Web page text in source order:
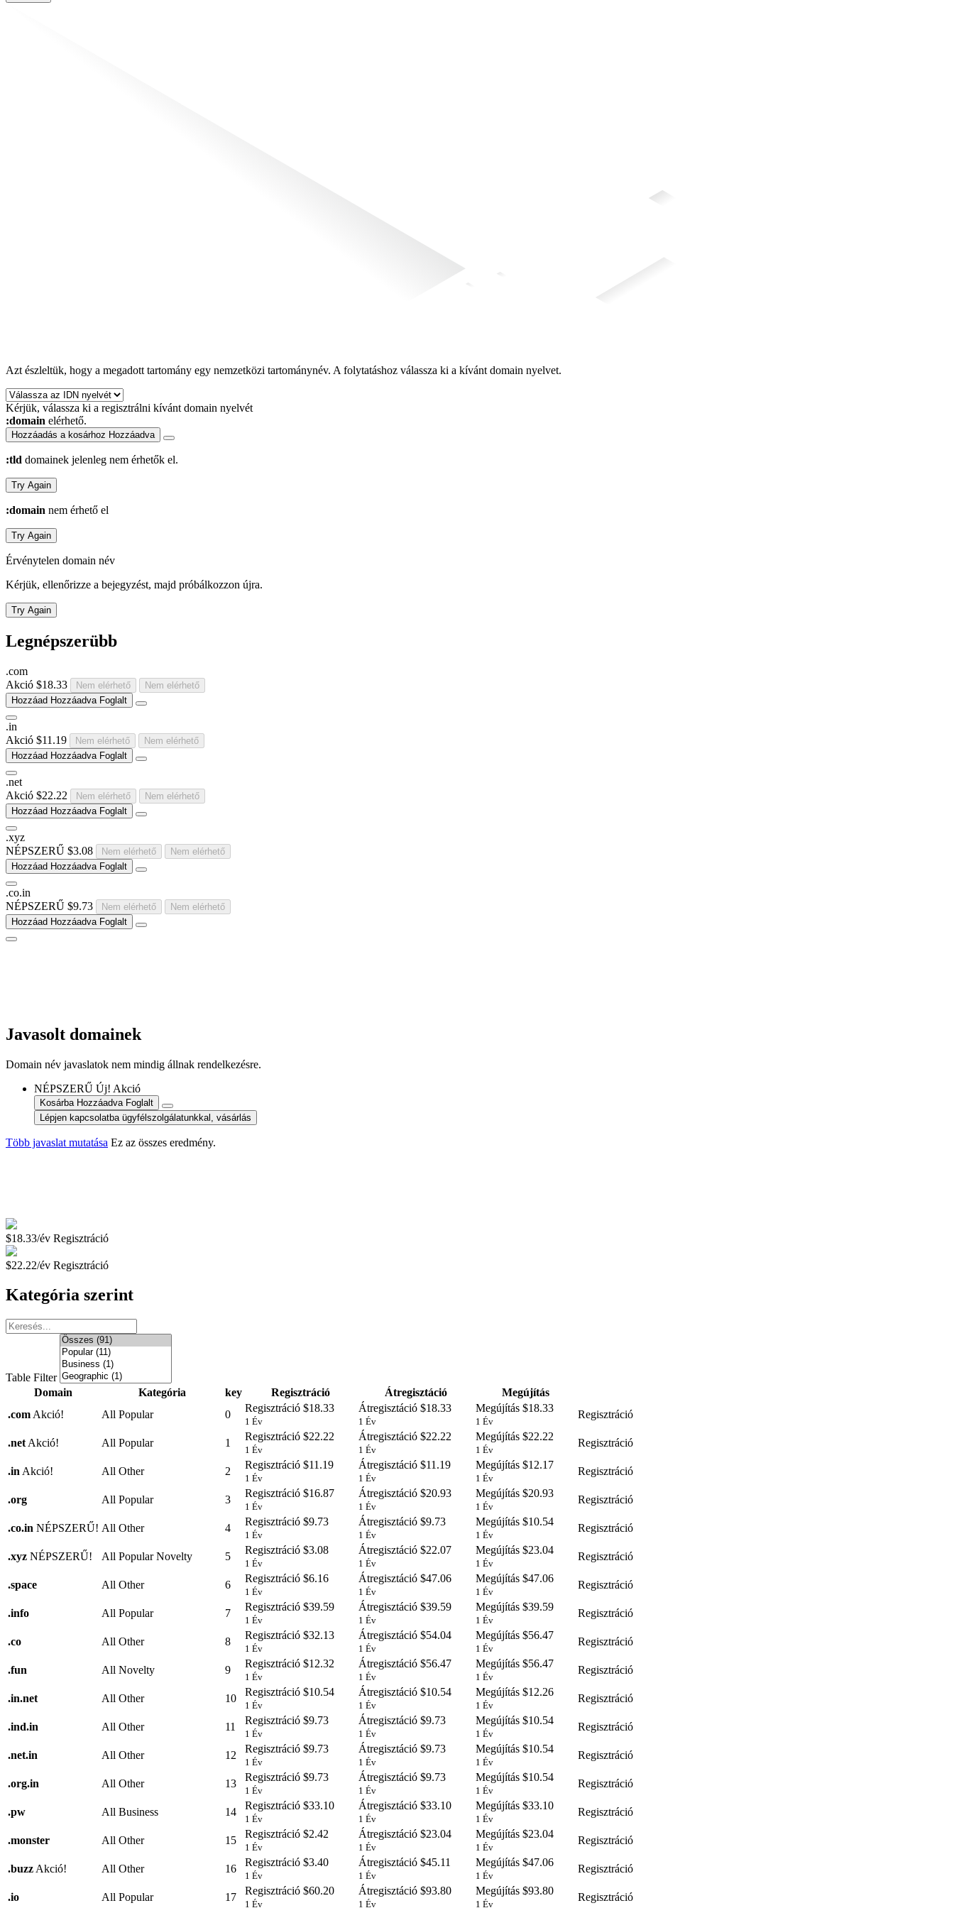
Azt észleltük, hogy a megadott tartomány egy nemzetközi tartománynév. A folytatáshoz válassza ki a kívánt domain nyelvet.
Kérjük, válassza ki a regisztrálni kívánt domain nyelvét
:domain elérhető.
Hozzáadás a kosárhoz Hozzáadva
:tld domainek jelenleg nem érhetők el.
Try Again
:domain nem érhető el
Try Again
Érvénytelen domain név
Kérjük, ellenőrizze a bejegyzést, majd próbálkozzon újra.
Try Again
Legnépszerübb
.com
Akció $18.33 Nem elérhető
Nem elérhető
Hozzáad Hozzáadva Foglalt
.in
Akció $11.19 Nem elérhető
Nem elérhető
Hozzáad Hozzáadva Foglalt
.net
Akció $22.22 Nem elérhető
Nem elérhető
Hozzáad Hozzáadva Foglalt
.xyz
NÉPSZERŰ $3.08 Nem elérhető
Nem elérhető
Hozzáad Hozzáadva Foglalt
.co.in
NÉPSZERŰ $9.73 Nem elérhető
Nem elérhető
Hozzáad Hozzáadva Foglalt
Javasolt domainek
Domain név javaslatok nem mindig állnak rendelkezésre.
NÉPSZERŰ Új! Akció
Kosárba Hozzáadva Foglalt
Lépjen kapcsolatba ügyfélszolgálatunkkal, vásárlás
Több javaslat mutatása Ez az összes eredmény.
$18.33/év Regisztráció
$22.22/év Regisztráció
Kategória szerint
Table Filter
Domain
Kategória key Regisztráció Átregisztáció
Megújítás
.com Akció! All Popular 0
Regisztráció $18.33
1 Év
Átregisztáció $18.33
1 Év
Megújítás $18.33
1 Év
Regisztráció
.net Akció! All Popular 1
Regisztráció $22.22
1 Év
Átregisztáció $22.22
1 Év
Megújítás $22.22
1 Év
Regisztráció
.in Akció! All Other 2
Regisztráció $11.19
1 Év
Átregisztáció $11.19
1 Év
Megújítás $12.17
1 Év
Regisztráció
.org All Popular 3
Regisztráció $16.87
1 Év
Átregisztáció $20.93
1 Év
Megújítás $20.93
1 Év
Regisztráció
.co.in NÉPSZERŰ! All Other 4
Regisztráció $9.73
1 Év
Átregisztáció $9.73
1 Év
Megújítás $10.54
1 Év
Regisztráció
.xyz NÉPSZERŰ! All Popular Novelty 5
Regisztráció $3.08
1 Év
Átregisztáció $22.07
1 Év
Megújítás $23.04
1 Év
Regisztráció
.space All Other 6
Regisztráció $6.16
1 Év
Átregisztáció $47.06
1 Év
Megújítás $47.06
1 Év
Regisztráció
.info All Popular 7
Regisztráció $39.59
1 Év
Átregisztáció $39.59
1 Év
Megújítás $39.59
1 Év
Regisztráció
.co All Other 8
Regisztráció $32.13
1 Év
Átregisztáció $54.04
1 Év
Megújítás $56.47
1 Év
Regisztráció
.fun All Novelty 9
Regisztráció $12.32
1 Év
Átregisztáció $56.47
1 Év
Megújítás $56.47
1 Év
Regisztráció
.in.net All Other 10
Regisztráció $10.54
1 Év
Átregisztáció $10.54
1 Év
Megújítás $12.26
1 Év
Regisztráció
.ind.in All Other 11
Regisztráció $9.73
1 Év
Átregisztáció $9.73
1 Év
Megújítás $10.54
1 Év
Regisztráció
.net.in All Other 12
Regisztráció $9.73
1 Év
Átregisztáció $9.73
1 Év
Megújítás $10.54
1 Év
Regisztráció
.org.in All Other 13
Regisztráció $9.73
1 Év
Átregisztáció $9.73
1 Év
Megújítás $10.54
1 Év
Regisztráció
.pw All Business 14
Regisztráció $33.10
1 Év
Átregisztáció $33.10
1 Év
Megújítás $33.10
1 Év
Regisztráció
.monster All Other 15
Regisztráció $2.42
1 Év
Átregisztáció $23.04
1 Év
Megújítás $23.04
1 Év
Regisztráció
.buzz Akció! All Other 16
Regisztráció $3.40
1 Év
Átregisztáció $45.11
1 Év
Megújítás $47.06
1 Év
Regisztráció
.io All Popular 17
Regisztráció $60.20
1 Év
Átregisztáció $93.80
1 Év
Megújítás $93.80
1 Év
Regisztráció